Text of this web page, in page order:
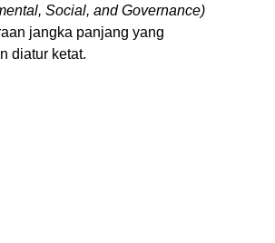
Social, and Governance)
jangka panjang yang
diatur ketat.